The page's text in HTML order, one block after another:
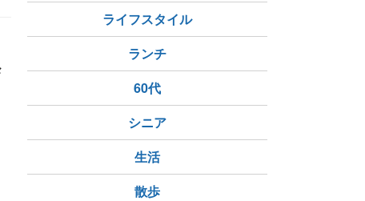
4児ママ
ライフスタイル
ランチ
60代
シニア
生活
散歩